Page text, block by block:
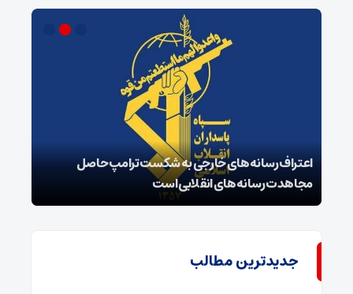
اعتراف رسانه‌های خارجی به شکست ترامپ حاصل
مجاهدت رسانه‌های انقلابی است
جدیدترین مطالب